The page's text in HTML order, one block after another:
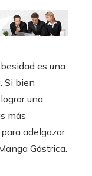
es una
Si bien
una
más
adelgazar
Gástrica.